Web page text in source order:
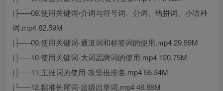
|├──08.使用关键词-介词与符号词、分词、错拼词、小语种
词.mp4 82.59M
|├──09.使用关键词-通道词和标签词的使用.mp4 29.59M
|├──10.使用关键词-大词品牌词的使用.mp4 120.75M
|├──11.主推词的使用-攻坚推排名.mp4 55.34M
|└──12.精准长尾词-超级出单词.mp4 46.88M